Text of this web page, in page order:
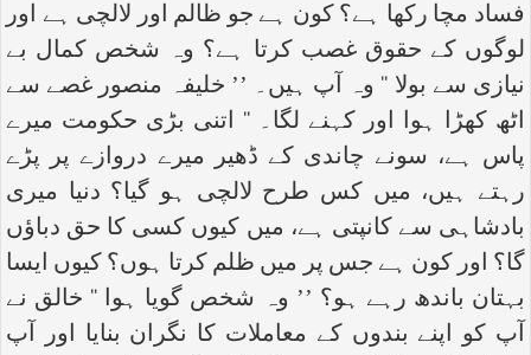
فساد مچا رکھا ہے؟ کون ہے جو ظالم اور لالچی ہے اور
لوگوں کے حقوق غصب کرتا ہے؟ وہ شخص کمال بے
نیازی سے بولا ‘‘ وہ آپ ہیں۔ ’’ خلیفہ منصور غصے سے
اٹھ کھڑا ہوا اور کہنے لگا۔ ‘‘ اتنی بڑی حکومت میرے
پاس ہے، سونے چاندی کے ڈھیر میرے دروازے پر پڑے
رہتے ہیں، میں کس طرح لالچی ہو گیا؟ دنیا میری
بادشاہی سے کانپتی ہے، میں کیوں کسی کا حق دباؤں
گا؟ اور کون ہے جس پر میں ظلم کرتا ہوں؟ کیوں ایسا
بہتان باندھ رہے ہو؟ ’’ وہ شخص گویا ہوا ‘‘ خالق نے
آپ کو اپنے بندوں کے معاملات کا نگران بنایا اور آپ